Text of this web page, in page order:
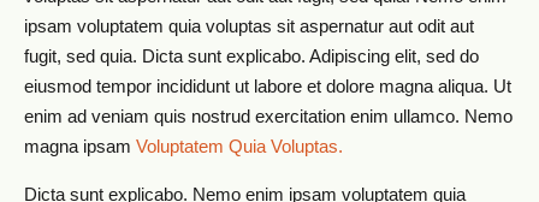
ipsam voluptatem quia voluptas sit aspernatur aut odit aut
fugit, sed quia. Dicta sunt explicabo. Adipiscing elit, sed do
eiusmod tempor incididunt ut labore et dolore magna aliqua. Ut
enim ad veniam quis nostrud exercitation enim ullamco. Nemo
magna ipsam Voluptatem Quia Voluptas.
Dicta sunt explicabo. Nemo enim ipsam voluptatem quia